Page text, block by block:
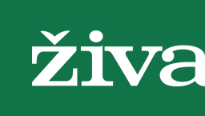
živa